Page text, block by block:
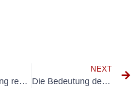
Die Bedeutung regelmäßiger Inspektionen für Geräte und Maschinen
NEXT
Die Bedeutung der Prüfung von Betriebsmitteln für die Gewährleistung der Arbeitssicherheit